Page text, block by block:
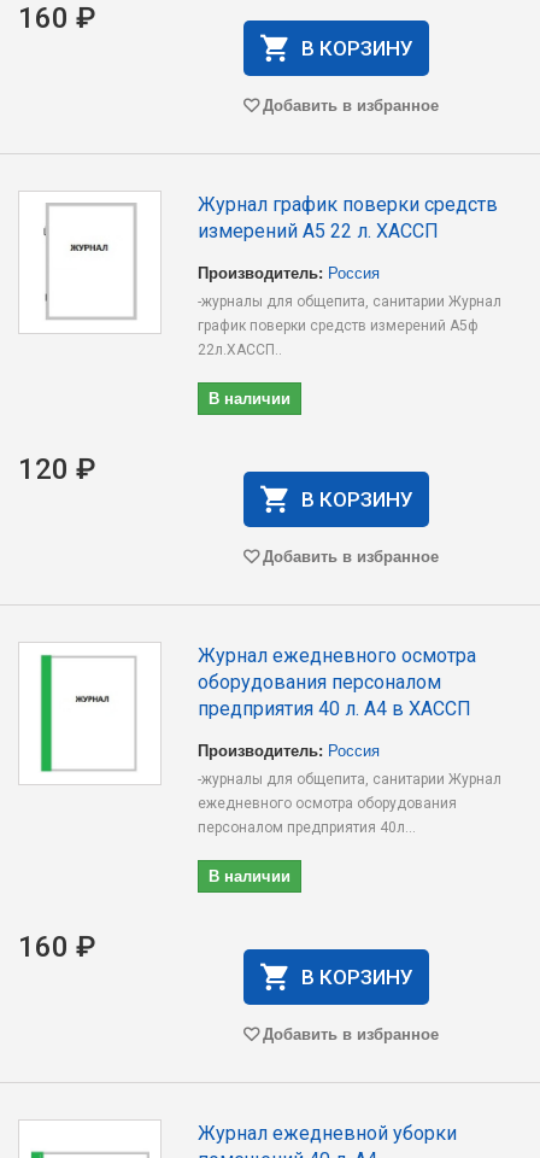
160 ₽
В КОРЗИНУ
Добавить в избранное
Журнал график поверки средств
измерений А5 22 л. ХАССП
Производитель: Россия
-журналы для общепита, санитарии Журнал
график поверки средств измерений А5ф
22л.ХАССП..
В наличии
120 ₽
В КОРЗИНУ
Добавить в избранное
Журнал ежедневного осмотра
оборудования персоналом
предприятия 40 л. А4 в ХАССП
Производитель: Россия
-журналы для общепита, санитарии Журнал
ежедневного осмотра оборудования
персоналом предприятия 40л...
В наличии
160 ₽
В КОРЗИНУ
Добавить в избранное
Журнал ежедневной уборки